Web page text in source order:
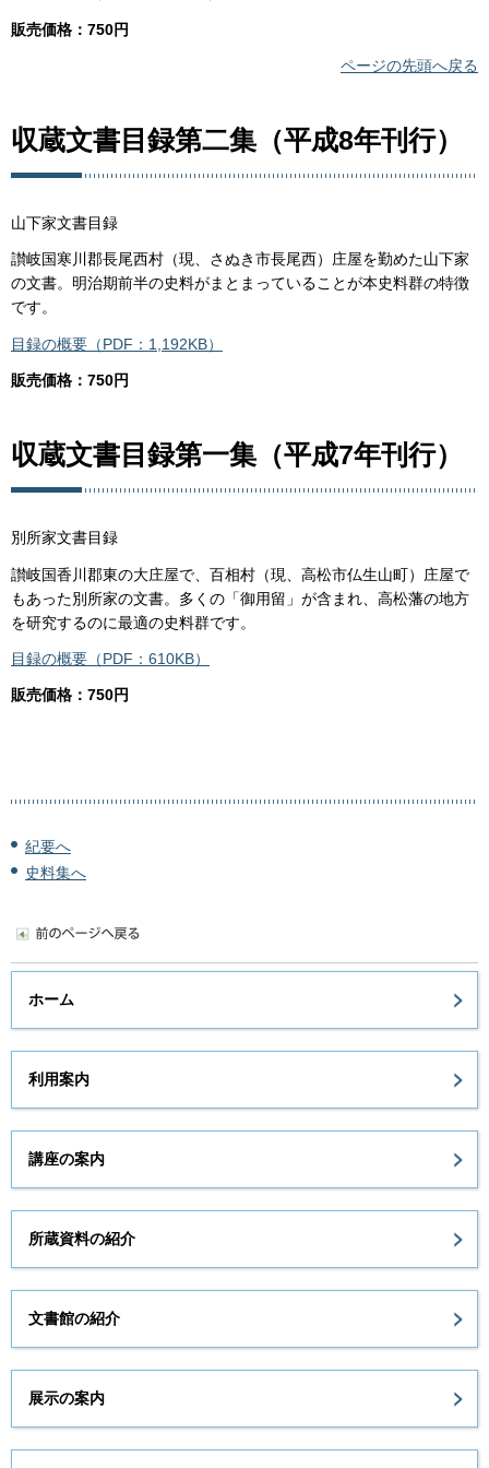
販売価格：750円
ページの先頭へ戻る
収蔵文書目録第二集（平成8年刊行）
山下家文書目録
讃岐国寒川郡長尾西村（現、さぬき市長尾西）庄屋を勤めた山下家
の文書。明治期前半の史料がまとまっていることが本史料群の特徴
です。
目録の概要（PDF：1,192KB）
販売価格：750円
収蔵文書目録第一集（平成7年刊行）
別所家文書目録
讃岐国香川郡東の大庄屋で、百相村（現、高松市仏生山町）庄屋で
もあった別所家の文書。多くの「御用留」が含まれ、高松藩の地方
を研究するのに最適の史料群です。
目録の概要（PDF：610KB）
販売価格：750円
紀要へ
史料集へ
ホーム
利用案内
講座の案内
所蔵資料の紹介
文書館の紹介
展示の案内